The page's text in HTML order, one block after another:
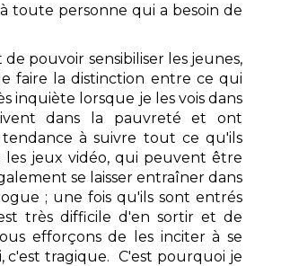
toute personne qui a besoin de
pouvoir sensibiliser les jeunes,
faire la distinction entre ce qui
inquiète lorsque je les vois dans
dans la pauvreté et ont
à suivre tout ce qu'ils
jeux vidéo, qui peuvent être
se laisser entraîner dans
; une fois qu'ils sont entrés
très difficile d'en sortir et de
efforçons de les inciter à se
c'est tragique. C'est pourquoi je